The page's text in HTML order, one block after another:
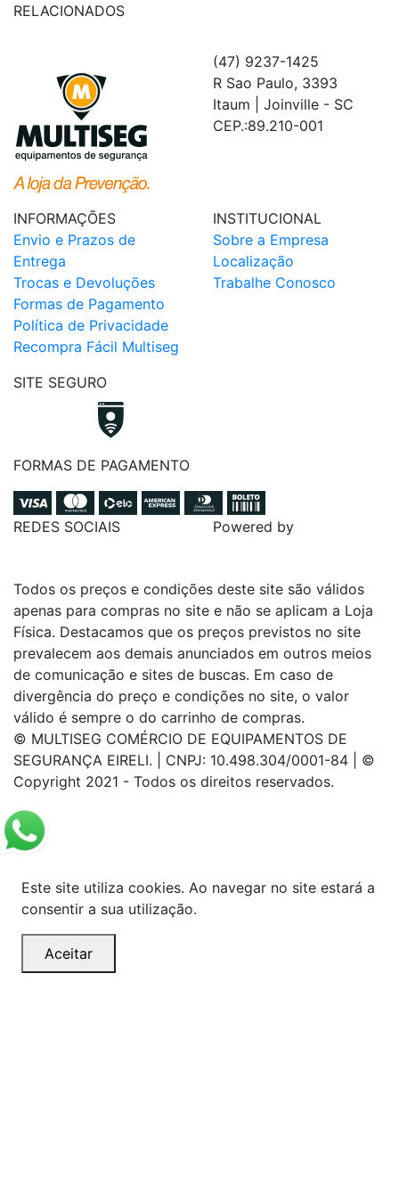
RELACIONADOS
(47) 9237-1425
R Sao Paulo, 3393
Itaum | Joinville - SC
CEP.:89.210-001
INFORMAÇÕES
Envio e Prazos de
Entrega
Trocas e Devoluções
Formas de Pagamento
Política de Privacidade
Recompra Fácil Multiseg
INSTITUCIONAL
Sobre a Empresa
Localização
Trabalhe Conosco
SITE SEGURO
FORMAS DE PAGAMENTO
REDES SOCIAIS Powered by
Todos os preços e condições deste site são válidos
apenas para compras no site e não se aplicam a Loja
Física. Destacamos que os preços previstos no site
prevalecem aos demais anunciados em outros meios
de comunicação e sites de buscas. Em caso de
divergência do preço e condições no site, o valor
válido é sempre o do carrinho de compras.
© MULTISEG COMÉRCIO DE EQUIPAMENTOS DE
SEGURANÇA EIRELI. | CNPJ: 10.498.304/0001-84 | ©
Copyright 2021 - Todos os direitos reservados.
Este site utiliza cookies. Ao navegar no site estará a
consentir a sua utilização.
Aceitar